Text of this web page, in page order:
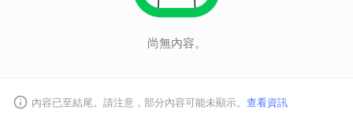
尚無內容。
內容已至結尾。請注意，部分內容可能未顯示。 查看資訊